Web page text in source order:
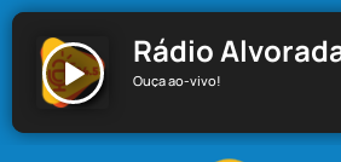
Rádio
Ouça ao-vivo!